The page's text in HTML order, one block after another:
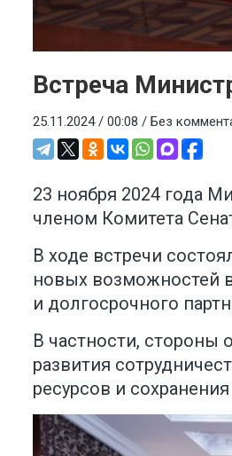
Встреча
25.11.2024 / 00:08 / Без
23 ноября 2024 года
членом Комитета
В ходе встречи
новых возможностей
и долгосрочного
В частности, стороны
развития
ресурсов и